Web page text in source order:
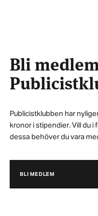
Bli
Publicistklubben har
kronor i stipendier. Vill du i
dessa behöver du vara
BLI MEDLEM